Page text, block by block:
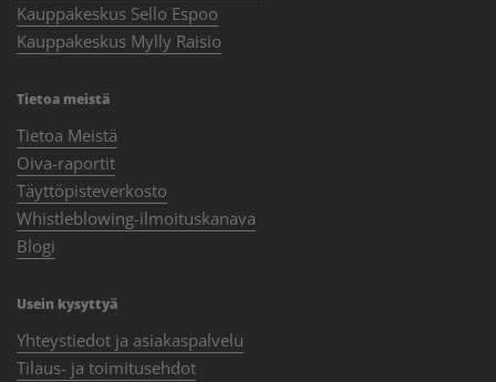
Kauppakeskus Sello Espoo
Kauppakeskus Mylly Raisio
Tietoa meistä
Tietoa Meistä
Oiva-raportit
Täyttöpisteverkosto
Whistleblowing-ilmoituskanava
Blogi
Usein kysyttyä
Yhteystiedot ja asiakaspalvelu
Tilaus- ja toimitusehdot